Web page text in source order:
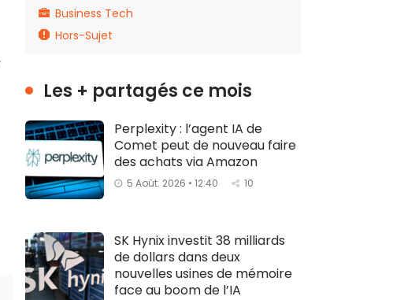
Business Tech
Hors-Sujet
Les + partagés ce mois
Perplexity : l’agent IA de
Comet peut de nouveau faire
des achats via Amazon
5 Août. 2026 • 12:40 10
SK Hynix investit 38 milliards
de dollars dans deux
nouvelles usines de mémoire
face au boom de l’IA